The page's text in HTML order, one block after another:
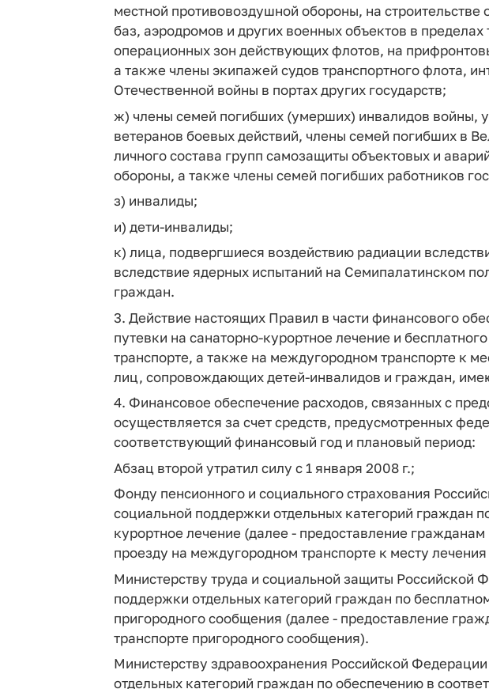
местной противовоздушной обороны, на
баз, аэродромов и других военных объектов в
операционных зон действующих флотов, на
а также члены экипажей судов транспортного флота,
Отечественной войны в портах других государств;
ж) члены семей погибших (умерших) инвалидов войны,
ветеранов боевых действий, члены семей погибших в
личного состава групп самозащиты объектовых и
обороны, а также члены семей погибших работников
з) инвалиды;
и) дети-инвалиды;
к) лица, подвергшиеся воздействию радиации
вследствие ядерных испытаний на Семипалатинском
граждан.
3. Действие настоящих Правил в части финансового
путевки на санаторно-курортное лечение и
транспорте, а также на междугородном транспорте к
лиц, сопровождающих детей-инвалидов и граждан,
4. Финансовое обеспечение расходов, связанных с
осуществляется за счет средств, предусмотренных
соответствующий финансовый год и плановый период:
Абзац второй утратил силу с 1 января 2008 г.;
Фонду пенсионного и социального страхования
социальной поддержки отдельных категорий граждан
курортное лечение (далее - предоставление
проезду на междугородном транспорте к месту лечения
Министерству труда и социальной защиты Российской
поддержки отдельных категорий граждан по
пригородного сообщения (далее - предоставление
транспорте пригородного сообщения).
Министерству здравоохранения Российской
отдельных категорий граждан по обеспечению в